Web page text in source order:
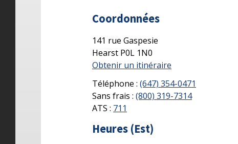
Coordonnées
141 rue Gaspesie
Hearst P0L 1N0
Obtenir un itinéraire
Téléphone : (647) 354-0471
Sans frais : (800) 319-7314
ATS : 711
Heures (Est)